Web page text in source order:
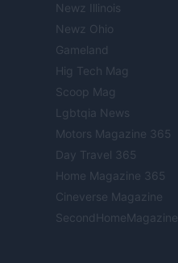
Newz Illinois
Newz Ohio
Gameland
Hig Tech Mag
Scoop Mag
Lgbtqia News
Motors Magazine 365
Day Travel 365
Home Magazine 365
Cineverse Magazine
SecondHomeMagazine